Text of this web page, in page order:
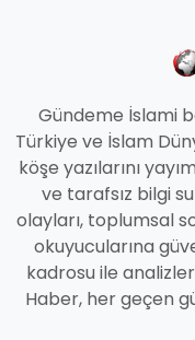
Gündeme İslami
Türkiye ve İslam
köşe yazılarını
ve tarafsız bilgi
olayları, toplumsal
okuyucularına
kadrosu ile
Haber, her geçen